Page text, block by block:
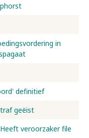
in
definitief
geëist
veroorzaker file